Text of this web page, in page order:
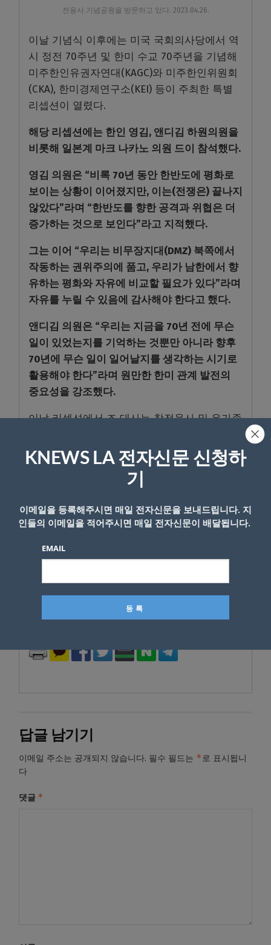
전용사 기념공원을 방문하고 있다. 2023.04.26.
이날 기념식 이후에는 미국 국회의사당에서 역
시 정전 70주년 및 한미 수교 70주년을 기념해
미주한인유권자연대(KAGC)와 미주한인위원회
(CKA), 한미경제연구소(KEI) 등이 주최한 특별
리셉션이 열렸다.
해당 리셉션에는 한인 영김, 앤디김 하원의원을
비롯해 일본계 마크 나카노 의원 드이 참석했다.
영김 의원은 “비록 70년 동안 한반도에 평화로
보이는 상황이 이어졌지만, 이는(전쟁은) 끝나지
않았다”라며 “한반도를 향한 공격과 위협은 더
증가하는 것으로 보인다”라고 지적했다.
그는 이어 “우리는 비무장지대(DMZ) 북쪽에서
작동하는 권위주의에 품고, 우리가 남한에서 향
유하는 평화와 자유에 비교할 필요가 있다”라며
자유를 누릴 수 있음에 감사해야 한다고 했다.
앤디김 의원은 “우리는 지금을 70년 전에 무슨
일이 있었는지를 기억하는 것뿐만 아니라 향후
70년에 무슨 일이 일어날지를 생각하는 시기로
활용해야 한다”라며 원만한 한미 관계 발전의
중요성을 강조했다.
이날 리셉션에서 조 대사는 참전용사 및 유가족
한 로버트 세네월드 전 한미연합사령관의 손자
코너 쿼태넌스 씨와 한국전 참전용사인 제임스
딕스 미 육군 하사가 메달을 받았다.
아울러 행사에는 지난 4월 윤석열 대통령 국빈
방문 당시 환영 무대를 했던 뉴저지 한국학교
어린이 합창단 소속 한인 청소년들이 아리랑을
비롯한 합창을 선뵀다. 이와 함께 7월27일을 상
답글 남기기
이메일 주소는 공개되지 않습니다. 필수 필드는 *로 표시됩니
다
댓글 *
KNEWS LA 전자신문 신청하
기
이메일을 등록해주시면 매일 전자신문을 보내드립니다. 지
인들의 이메일을 적어주시면 매일 전자신문이 배달됩니다.
EMAIL